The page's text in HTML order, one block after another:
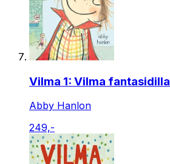
Vilma 1: Vilma fantasidilla
Abby Hanlon
249,-